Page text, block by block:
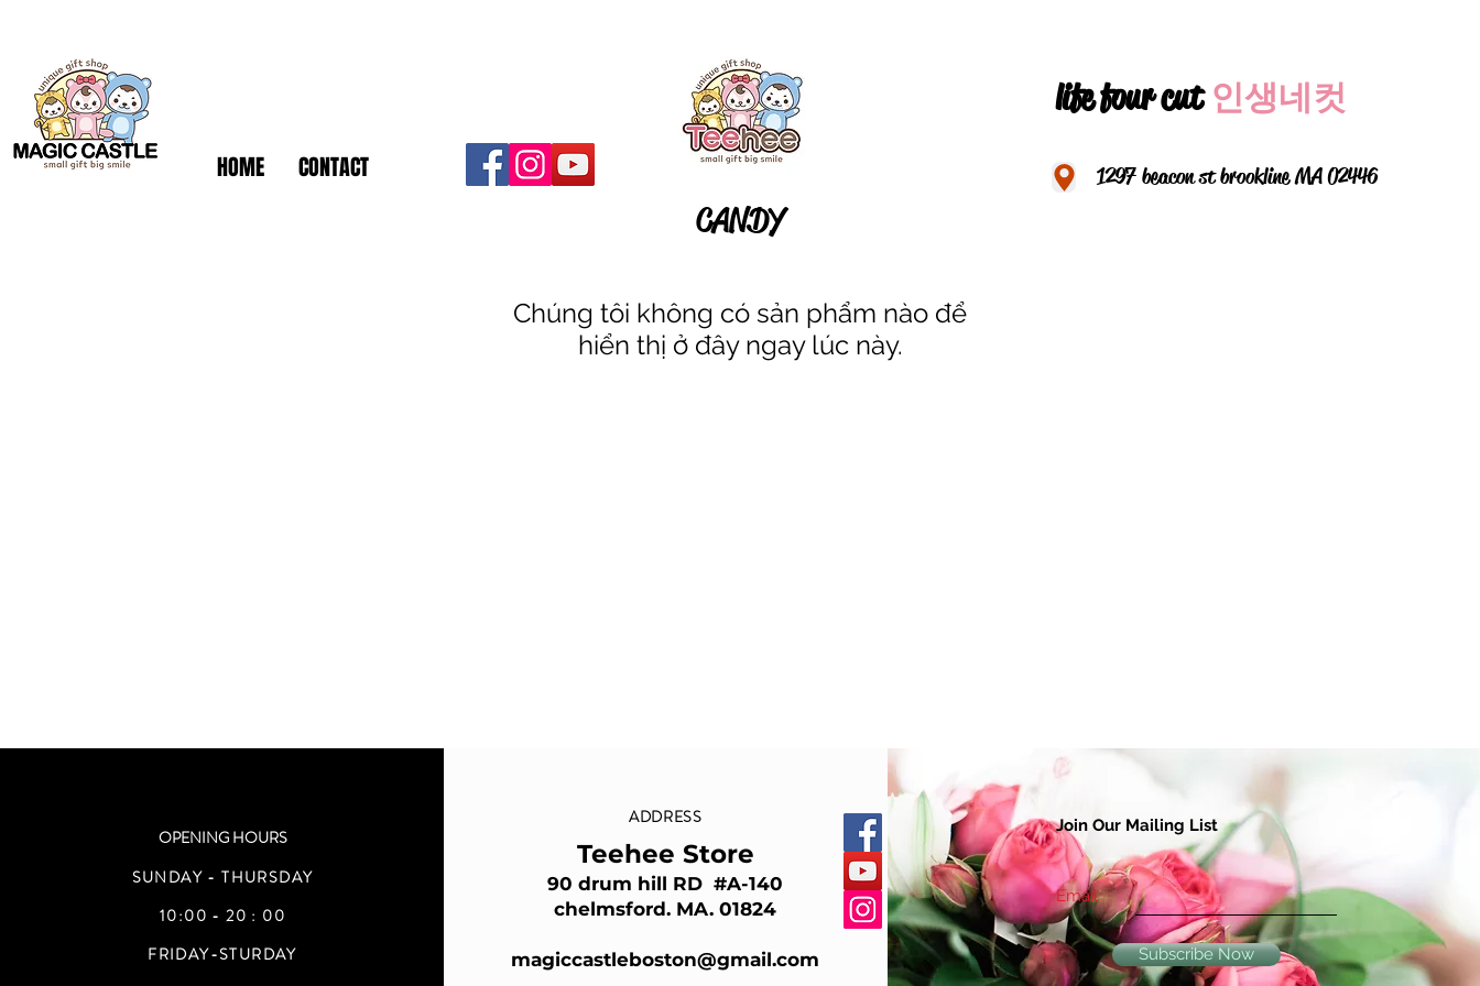
HOME CONTACT
life four cut인생네컷
1297 beacon st brookline MA 02446
CANDY
Chúng tôi không có sản phẩm nào để
hiển thị ở đây ngay lúc này.
OPENING HOURS
SUNDAY - THURSDAY
10:00 - 20 : 00
FRIDAY-STURDAY
ADDRESS
Teehee Store
90 drum hill RD #A-140
chelmsford. MA. 01824
magiccastleboston@gmail.com
Join Our Mailing List
Email
Subscribe Now